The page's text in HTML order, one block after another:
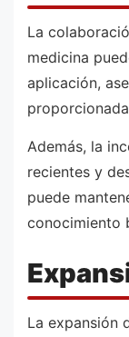
La
medicina
aplicación,
Además, la
recientes y
puede
conocimiento
La expansión